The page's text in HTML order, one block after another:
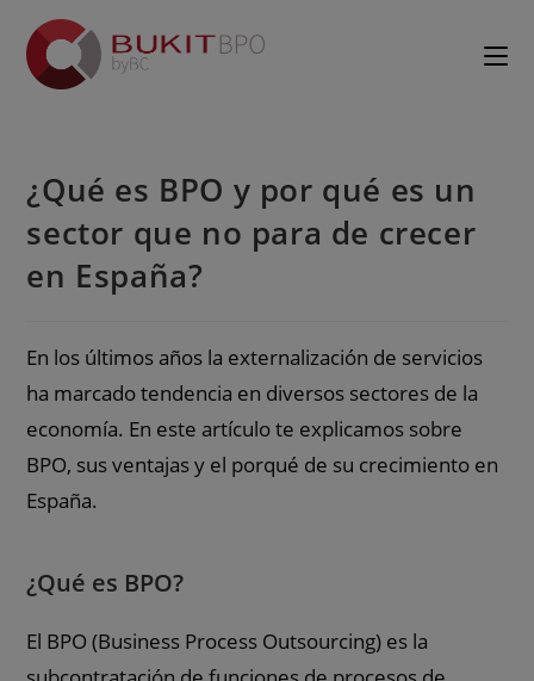
¿Qué es BPO y por qué es un
sector que no para de crecer
en España?
En los últimos años la externalización de servicios
ha marcado tendencia en diversos sectores de la
economía. En este artículo te explicamos sobre
BPO, sus ventajas y el porqué de su crecimiento en
España.
¿Qué es BPO?
El BPO (Business Process Outsourcing) es la